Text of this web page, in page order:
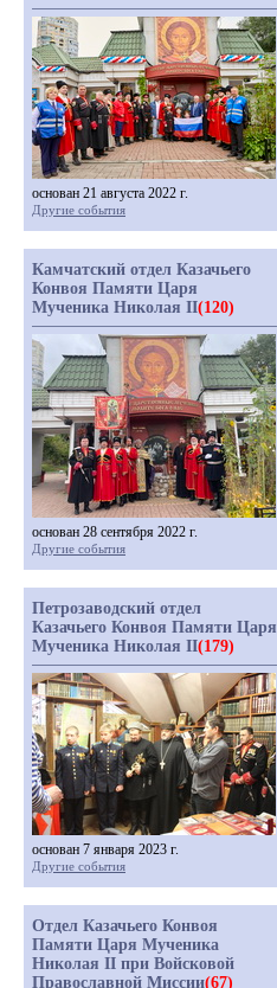
основан 21 августа 2022 г.
Другие события
Камчатский отдел Казачьего
Конвоя Памяти Царя
Мученика Николая II(120)
основан 28 сентября 2022 г.
Другие события
Петрозаводский отдел
Казачьего Конвоя Памяти Царя
Мученика Николая II(179)
основан 7 января 2023 г.
Другие события
Отдел Казачьего Конвоя
Памяти Царя Мученика
Николая II при Войсковой
Православной Миссии(67)